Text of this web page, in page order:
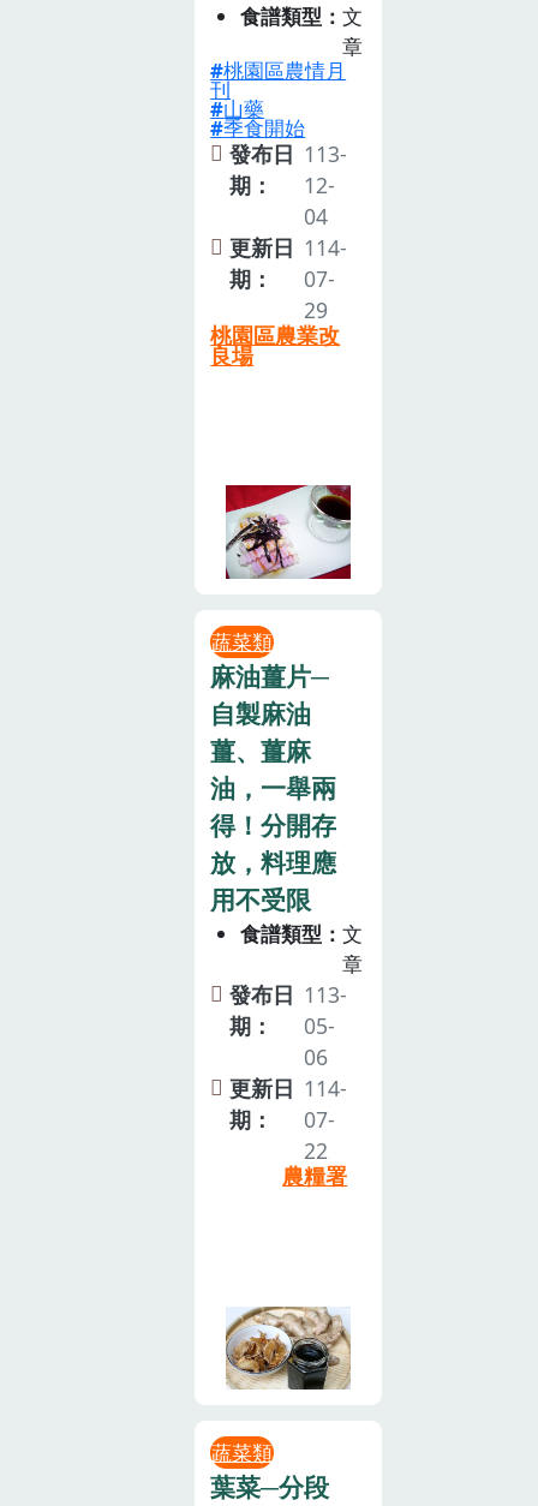
食譜類型
文
章
桃園區農情月
刊
山藥
季食開始
發布日
期：
113-
12-
04
更新日
期：
114-
07-
29
桃園區農業改
良場
蔬菜類
麻油薑片─
自製麻油
薑、薑麻
油，一舉兩
得！分開存
放，料理應
用不受限
食譜類型
文
章
發布日
期：
113-
05-
06
更新日
期：
114-
07-
22
農糧署
蔬菜類
葉菜─分段